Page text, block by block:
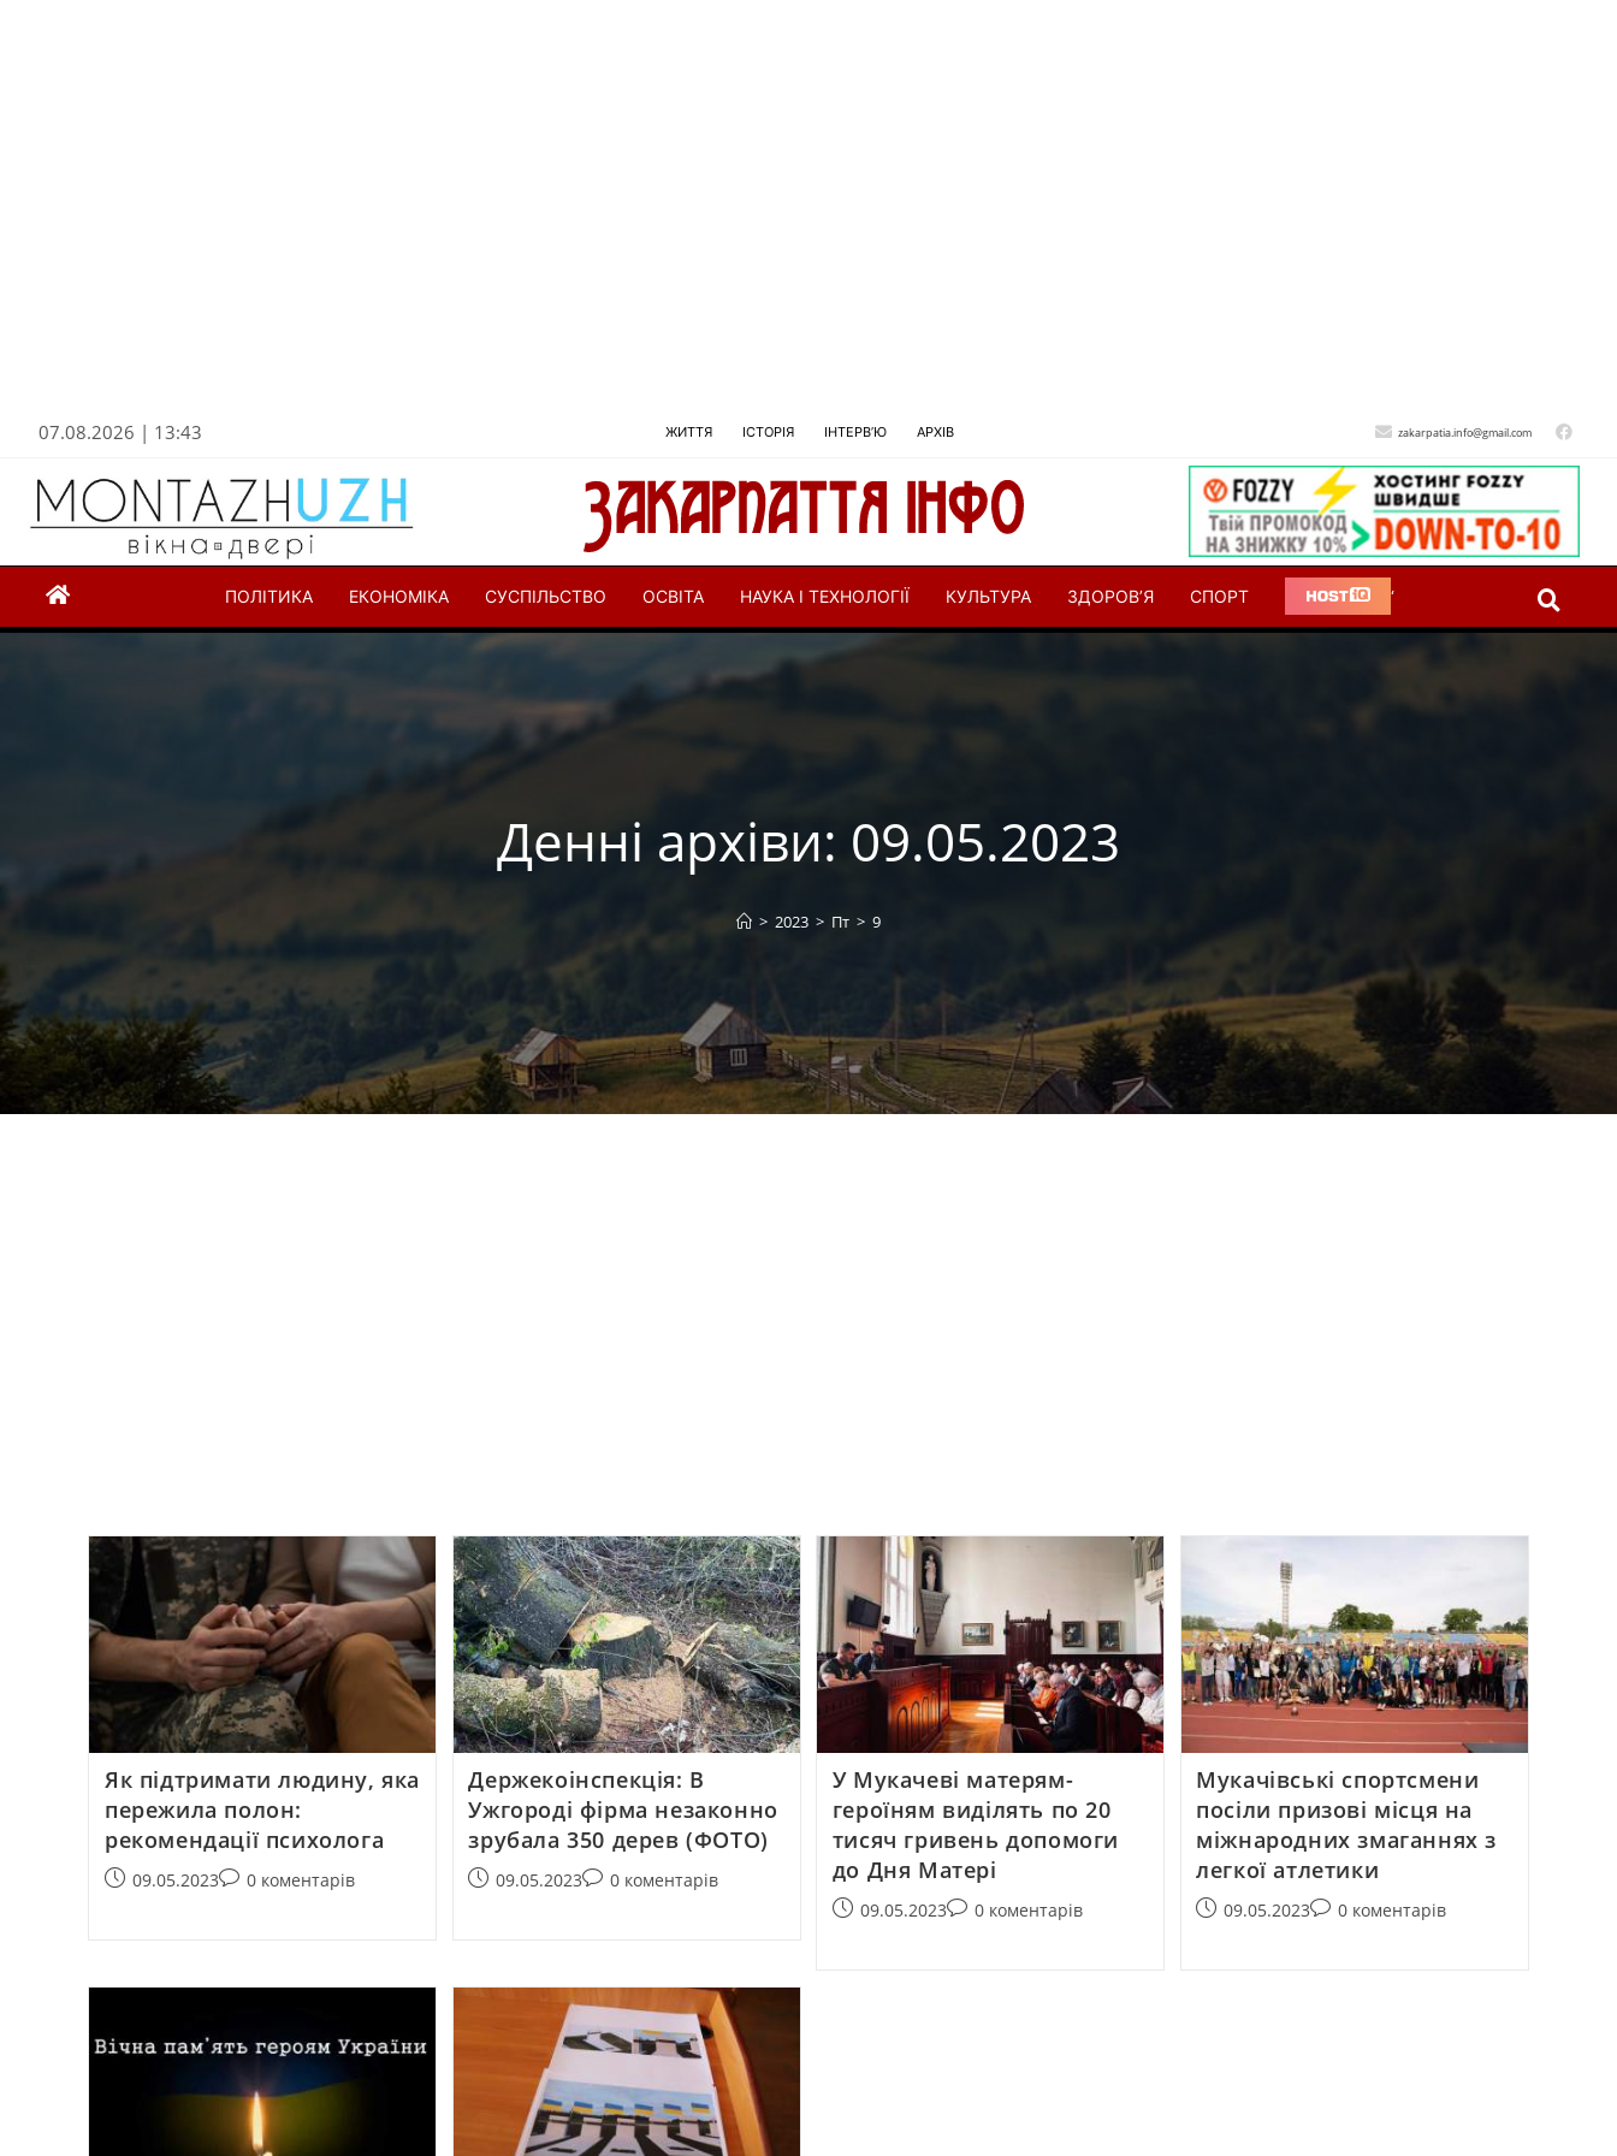
07.08.2026 | 13:43 ЖИТТЯ ІСТОРІЯ ІНТЕРВ’Ю АРХІВ zakarpatia.info@gmail.com
ПОЛІТИКА ЕКОНОМІКА СУСПІЛЬСТВО ОСВІТА НАУКА І ТЕХНОЛОГІЇ КУЛЬТУРА ЗДОРОВ’Я СПОРТ ‘
Денні архіви: 09.05.2023
> 2023 > Пт > 9
Як підтримати людину, яка
пережила полон:
рекомендації психолога
09.05.2023 0 коментарів
Держекоінспекція: В
Ужгороді фірма незаконно
зрубала 350 дерев (ФОТО)
09.05.2023 0 коментарів
У Мукачеві матерям-
героїням виділять по 20
тисяч гривень допомоги
до Дня Матері
09.05.2023 0 коментарів
Мукачівські спортсмени
посіли призові місця на
міжнародних змаганнях з
легкої атлетики
09.05.2023 0 коментарів